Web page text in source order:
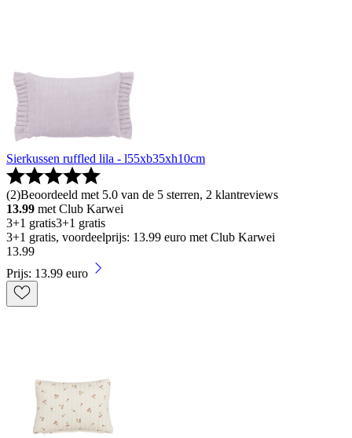
Sierkussen ruffled lila - l55xb35xh10cm
(2)Beoordeeld met 5.0 van de 5 sterren, 2 klantreviews
13.99 met Club Karwei
3+1 gratis3+1 gratis
3+1 gratis, voordeelprijs: 13.99 euro met Club Karwei
13.99
Prijs: 13.99 euro